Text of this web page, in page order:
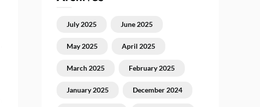
July 2025 June 2025
May 2025 April 2025
March 2025 February 2025
January 2025 December 2024